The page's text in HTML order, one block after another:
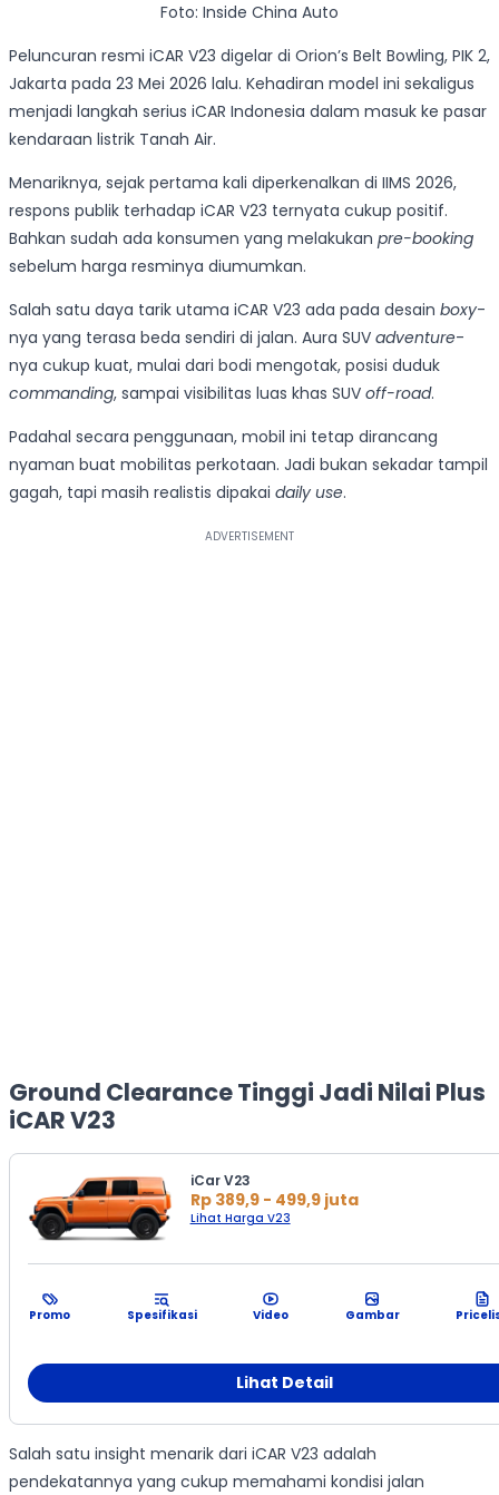
Foto: Inside China Auto
Peluncuran resmi iCAR V23 digelar di Orion’s Belt Bowling, PIK 2,
Jakarta pada 23 Mei 2026 lalu. Kehadiran model ini sekaligus
menjadi langkah serius iCAR Indonesia dalam masuk ke pasar
kendaraan listrik Tanah Air.
Menariknya, sejak pertama kali diperkenalkan di IIMS 2026,
respons publik terhadap iCAR V23 ternyata cukup positif.
Bahkan sudah ada konsumen yang melakukan pre-booking
sebelum harga resminya diumumkan.
Salah satu daya tarik utama iCAR V23 ada pada desain boxy-
nya yang terasa beda sendiri di jalan. Aura SUV adventure-
nya cukup kuat, mulai dari bodi mengotak, posisi duduk
commanding, sampai visibilitas luas khas SUV off-road.
Padahal secara penggunaan, mobil ini tetap dirancang
nyaman buat mobilitas perkotaan. Jadi bukan sekadar tampil
gagah, tapi masih realistis dipakai daily use.
Ground Clearance Tinggi Jadi Nilai Plus
iCAR V23
iCar V23
Rp 389,9 - 499,9 juta
Lihat Harga V23
Promo Spesifikasi Video Gambar
Lihat Detail
Salah satu insight menarik dari iCAR V23 adalah
pendekatannya yang cukup memahami kondisi jalan